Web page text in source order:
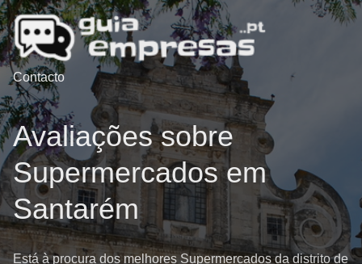
Contacto
Avaliações sobre
Supermercados em
Santarém
Está à procura dos melhores Supermercados da distrito de